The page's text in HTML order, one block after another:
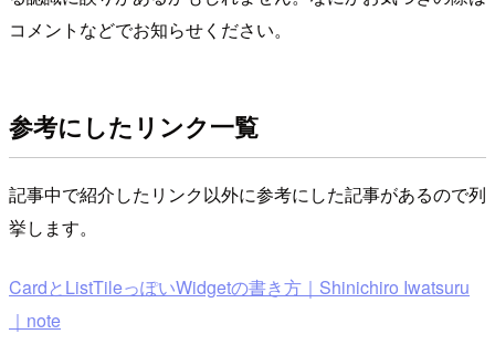
コメントなどでお知らせください。
参考にしたリンク一覧
記事中で紹介したリンク以外に参考にした記事があるので列
挙します。
CardとListTileっぽいWidgetの書き方｜Shinichiro Iwatsuru
｜note